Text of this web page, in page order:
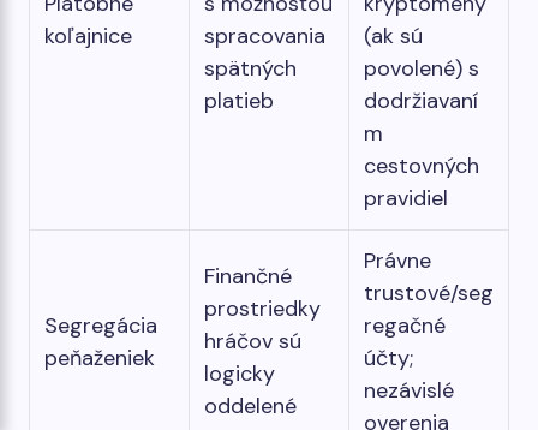
koľajnice
spracovania
spätných
platieb
(ak sú
povolené) s
dodržiavaní
m
cestovných
pravidiel
Segregácia
peňaženiek
Finančné
prostriedky
hráčov sú
logicky
oddelené
Právne
trustové/seg
regačné
účty;
nezávislé
overenia